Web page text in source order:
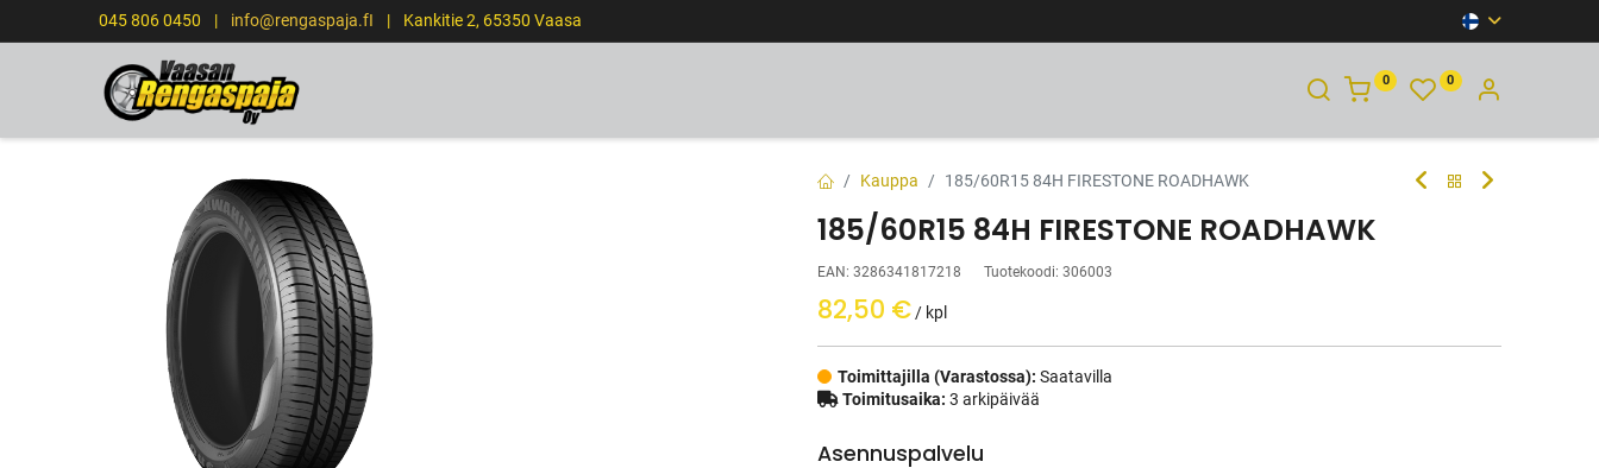
045 806 0450 | info@rengaspaja.fI | Kankitie 2, 65350 Vaasa
0 0
Kauppa 185/60R15 84H FIRESTONE ROADHAWK
185/60R15 84H FIRESTONE ROADHAWK
EAN: 3286341817218 Tuotekoodi: 306003
82,50 € / kpl
Toimittajilla (Varastossa): Saatavilla
Toimitusaika: 3 arkipäivää
Asennuspalvelu